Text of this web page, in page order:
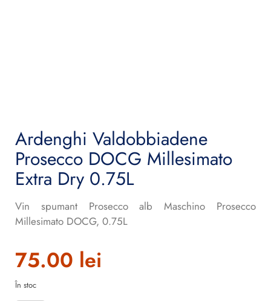
Ardenghi Valdobbiadene
Prosecco DOCG Millesimato
Extra Dry 0.75L
Vin spumant Prosecco alb Maschino Prosecco
Millesimato DOCG, 0.75L
75.00 lei
În stoc